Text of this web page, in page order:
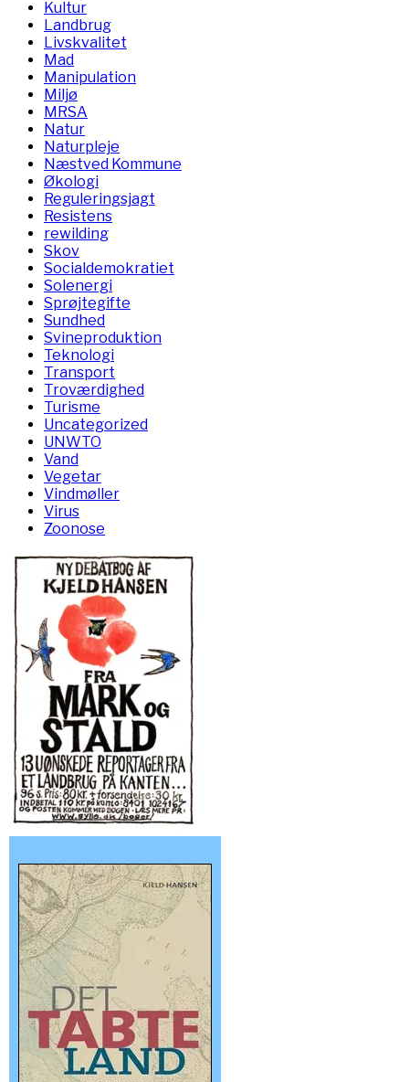
Kultur
Landbrug
Livskvalitet
Mad
Manipulation
Miljø
MRSA
Natur
Naturpleje
Næstved Kommune
Økologi
Reguleringsjagt
Resistens
rewilding
Skov
Socialdemokratiet
Solenergi
Sprøjtegifte
Sundhed
Svineproduktion
Teknologi
Transport
Troværdighed
Turisme
Uncategorized
UNWTO
Vand
Vegetar
Vindmøller
Virus
Zoonose